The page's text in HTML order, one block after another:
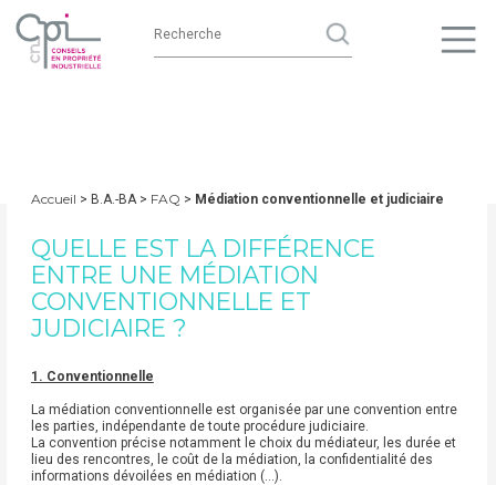
Accueil > B.A.-BA > FAQ > Médiation conventionnelle et judiciaire
QUELLE EST LA DIFFÉRENCE
ENTRE UNE MÉDIATION
CONVENTIONNELLE ET
JUDICIAIRE ?
1. Conventionnelle
La médiation conventionnelle est organisée par une convention entre
les parties, indépendante de toute procédure judiciaire.
La convention précise notamment le choix du médiateur, les durée et
lieu des rencontres, le coût de la médiation, la confidentialité des
informations dévoilées en médiation (…).